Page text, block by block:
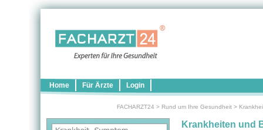
Home Für Ärzte Login
FACHARZT24 > Rund um Ihre Gesundheit >
Krankheiten und